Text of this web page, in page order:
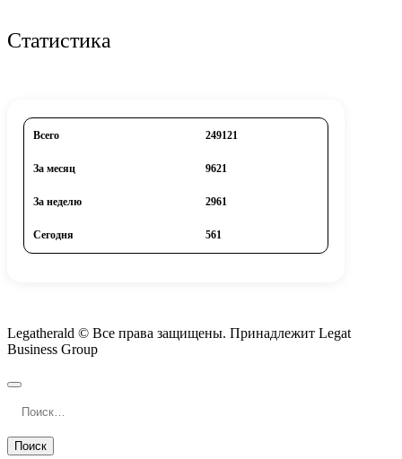
Статистика
Всего 249121
За месяц 9621
За неделю 2961
Сегодня 561
Legatherald © Все права защищены. Принадлежит Legat
Business Group